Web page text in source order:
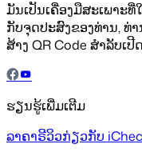
ມັນເປັນເຄື່ອງມືສະເພາະທີ່
ກັບຈຸດປະສົງຂອງທ່ານ, ທ່
ສ້າງ QR Code ສຳລັບເປີ
ຮຽນຮູ້ເພີ່ມເຕີມ
ລາຄາຣີວິວກ່ຽວກັບ